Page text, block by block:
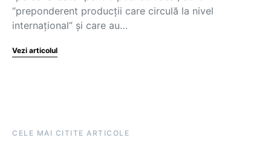
“preponderent producții care circulă la nivel
internațional” și care au…
Vezi articolul
CELE MAI CITITE ARTICOLE